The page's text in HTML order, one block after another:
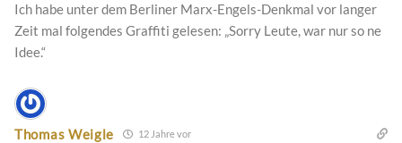
Ich habe unter dem Berliner Marx-Engels-Denkmal vor langer
Zeit mal folgendes Graffiti gelesen: „Sorry Leute, war nur so ne
Idee.“
Thomas Weigle 12 Jahre vor